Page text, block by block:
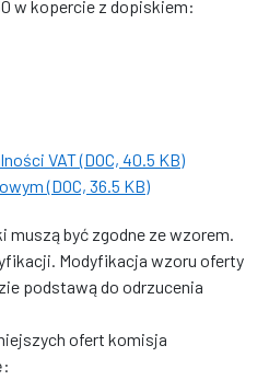
w kopercie z dopiskiem:
VAT (DOC, 40.5 KB)
(DOC, 36.5 KB)
muszą być zgodne ze wzorem.
Modyfikacja wzoru oferty
podstawą do odrzucenia
ofert komisja